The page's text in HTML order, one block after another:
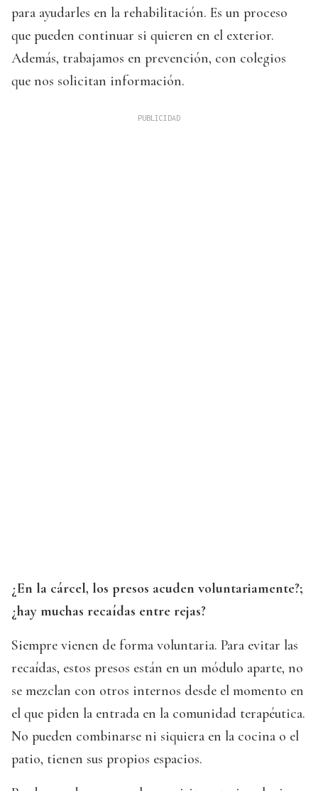
para ayudarles en la rehabilitación. Es un proceso
que pueden continuar si quieren en el exterior.
Además, trabajamos en prevención, con colegios
que nos solicitan información.
¿En la cárcel, los presos acuden voluntariamente?;
¿hay muchas recaídas entre rejas?
Siempre vienen de forma voluntaria. Para evitar las
recaídas, estos presos están en un módulo aparte, no
se mezclan con otros internos desde el momento en
el que piden la entrada en la comunidad terapéutica.
No pueden combinarse ni siquiera en la cocina o el
patio, tienen sus propios espacios.